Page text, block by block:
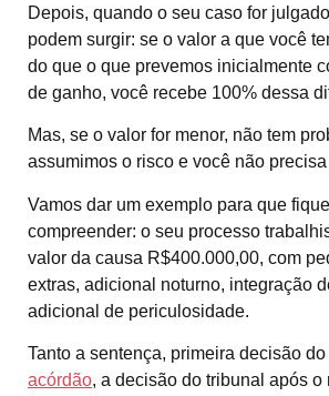
Depois, quando o seu caso for
podem surgir: se o valor a que você
do que o que prevemos inicialmente
de ganho, você recebe 100% dessa
Mas, se o valor for menor, não tem
assumimos o risco e você não
Vamos dar um exemplo para que
compreender: o seu processo
valor da causa R$400.000,00, com
extras, adicional noturno, integração
adicional de periculosidade.
Tanto a sentença, primeira decisão
acórdão, a decisão do tribunal após o